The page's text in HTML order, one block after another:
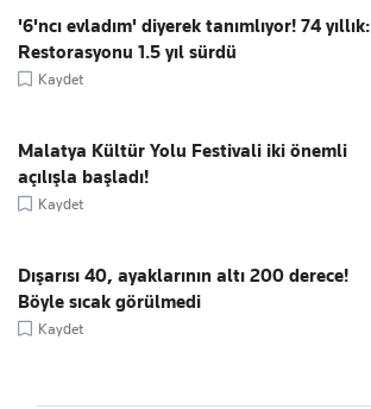
'6'ncı evladım' diyerek tanımlıyor! 74 yıllık:
Restorasyonu 1.5 yıl sürdü
Kaydet
Malatya Kültür Yolu Festivali iki önemli
açılışla başladı!
Kaydet
Dışarısı 40, ayaklarının altı 200 derece!
Böyle sıcak görülmedi
Kaydet